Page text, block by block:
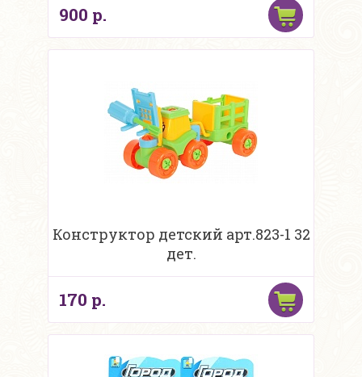
900 р.
Конструктор детский арт.823-1 32
дет.
170 р.